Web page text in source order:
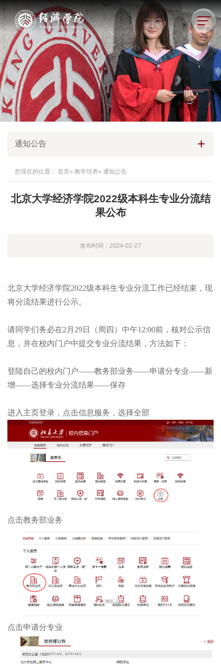
通知公告
您现在的位置： 首页» 教学培养» 通知公告
北京大学经济学院2022级本科生专业分流结
果公布
发布时间：2024-02-27
北京大学经济学院2022级本科生专业分流工作已经结束，现
将分流结果进行公示。
请同学们务必在2月29日（周四）中午12:00前，核对公示信
息，并在校内门户中提交专业分流结果，方法如下：
登陆自己的校内门户——教务部业务——申请分专业——新
增——选择专业分流结果——保存
进入主页登录，点击信息服务，选择全部
点击教务部业务
点击申请分专业